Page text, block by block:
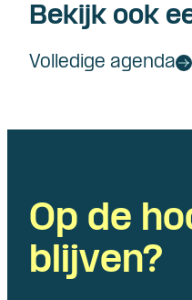
Bekijk ook
Volledige agenda
Op de
blijven?